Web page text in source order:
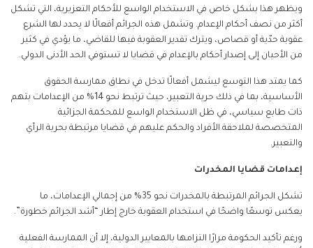
ويظهر هذا بشكل خاص في الاستخدام الواسع للأحكام التعزيرية، التي تشكل
أكثر من نصف أحكام الإعدام. وتشمل هذه الجرائم أفعالًا لا يحدد لها الشرع
عقوبة حدّية أو قصاص، ويترك تقدير العقوبة فيها للقاضي، ما يؤدي في كثير
من الأحيان إلى إصدار أحكام بالإعدام في قضايا لا تستوفي الحد الأدنى الدولي.
كما يمتد هذا التوسع ليشمل أفعالًا تدخل في نطاق ممارسة الحقوق
الأساسية، بما في ذلك حرية التعبير، حيث ترتبط نحو 14% من الإعدامات بتهم
ذات طابع سياسي، في ظل الاستخدام الواسع للمحكمة الجزائية
المتخصصة لملاحقة الأفراد والحكم عليهم في قضايا مرتبطة بحرية الرأي
والتعبير.
إعدامات قضايا المخدرات
تشكل الجرائم المرتبطة بالمخدرات نحو 35% من إجمالي الإعدامات، ما
يعكس توسعًا واضحًا في استخدام العقوبة خارج إطار “أشد الجرائم خطورة”.
ورغم تأكيد الحكومة مرارًا التزامها بالمعايير الدولية، إلا أن الممارسة الفعلية